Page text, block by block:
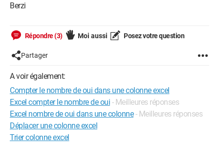
Berzi
Répondre (3) Moi aussi Posez votre question
Partager
A voir également:
Compter le nombre de oui dans une colonne excel
Excel compter le nombre de oui - Meilleures réponses
Excel nombre de oui dans une colonne - Meilleures réponses
Déplacer une colonne excel
Trier colonne excel